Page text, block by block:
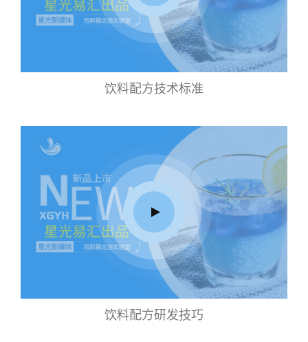
饮料配方技术标准
饮料配方研发技巧